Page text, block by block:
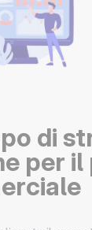
di
per il